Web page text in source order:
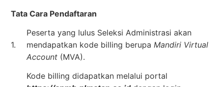
Tata Cara Pendaftaran
1.
Peserta yang lulus Seleksi Administrasi akan
mendapatkan kode billing berupa Mandiri Virtual
Account (MVA).
Kode billing didapatkan melalui portal